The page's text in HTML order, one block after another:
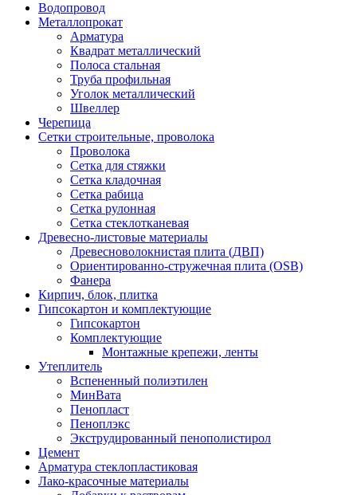
Водопровод
Металлопрокат
Арматура
Квадрат металлический
Полоса стальная
Труба профильная
Уголок металлический
Швеллер
Черепица
Сетки строительные, проволока
Проволока
Сетка для стяжки
Сетка кладочная
Сетка рабица
Сетка рулонная
Сетка стеклотканевая
Древесно-листовые материалы
Древесноволокнистая плита (ДВП)
Ориентированно-стружечная плита (OSB)
Фанера
Кирпич, блок, плитка
Гипсокартон и комплектующие
Гипсокартон
Комплектующие
Монтажные крепежи, ленты
Утеплитель
Вспененный полиэтилен
МинВата
Пенопласт
Пеноплэкс
Экструдированный пенополистирол
Цемент
Арматура стеклопластиковая
Лако-красочные материалы